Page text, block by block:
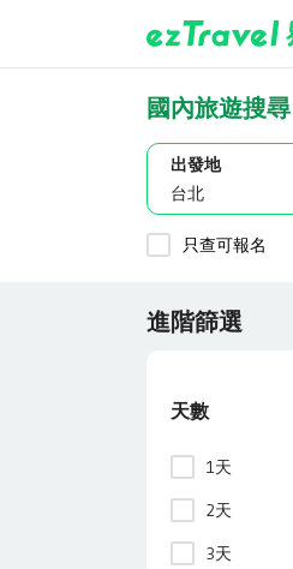
國內旅遊搜尋
出發地
台北
只查可報名
進階篩選
天數
1天
2天
3天